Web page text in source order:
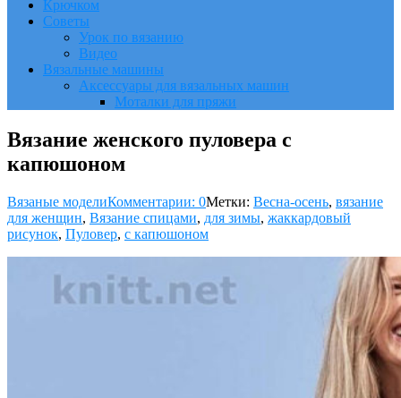
Крючком
Советы
Урок по вязанию
Видео
Вязальные машины
Аксессуары для вязальных машин
Моталки для пряжи
Вязание женского пуловера с
капюшоном
Вязаные моделиКомментарии: 0Метки: Весна-осень, вязание
для женщин, Вязание спицами, для зимы, жаккардовый
рисунок, Пуловер, с капюшоном